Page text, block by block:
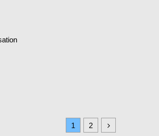
1 2